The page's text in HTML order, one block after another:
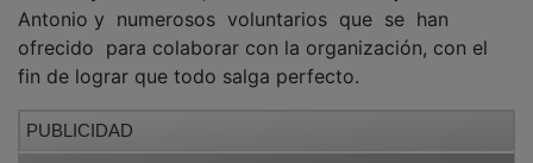
ofrecido para colaborar con la organización, con el
fin de lograr que todo salga perfecto.